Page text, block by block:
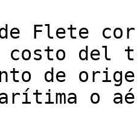
Flete
del
de
o